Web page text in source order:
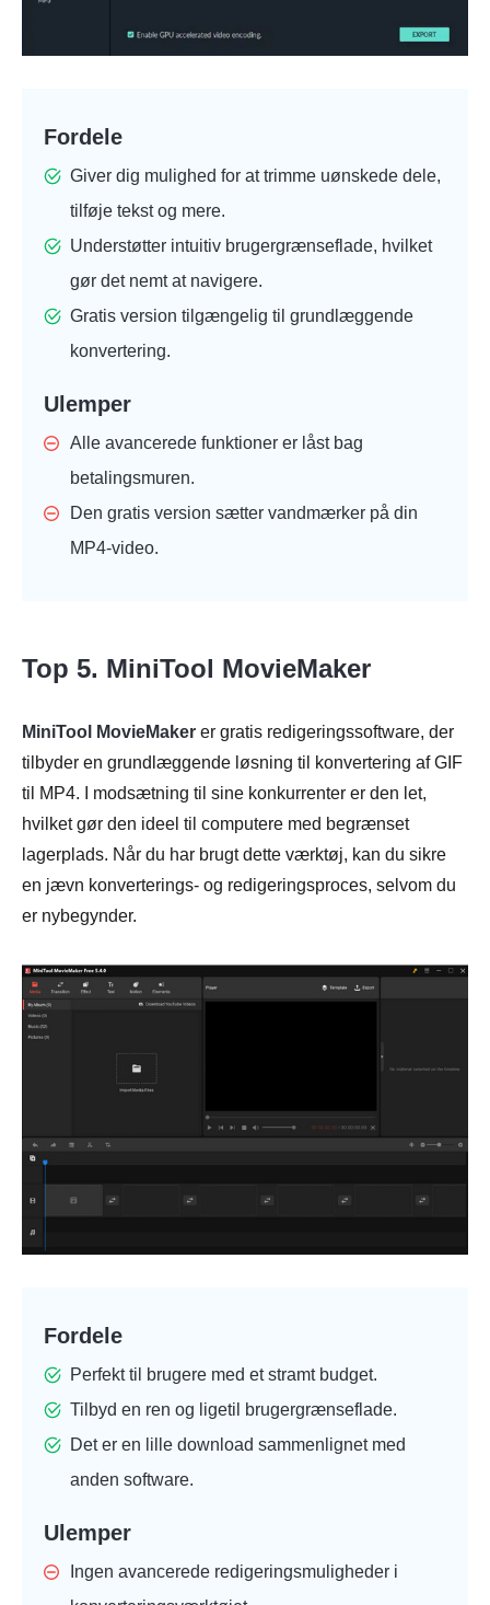
Fordele
Giver dig mulighed for at trimme uønskede dele,
tilføje tekst og mere.
Understøtter intuitiv brugergrænseflade, hvilket
gør det nemt at navigere.
Gratis version tilgængelig til grundlæggende
konvertering.
Ulemper
Alle avancerede funktioner er låst bag
betalingsmuren.
Den gratis version sætter vandmærker på din
MP4-video.
Top 5. MiniTool MovieMaker
MiniTool MovieMaker er gratis redigeringssoftware, der
tilbyder en grundlæggende løsning til konvertering af GIF
til MP4. I modsætning til sine konkurrenter er den let,
hvilket gør den ideel til computere med begrænset
lagerplads. Når du har brugt dette værktøj, kan du sikre
en jævn konverterings- og redigeringsproces, selvom du
er nybegynder.
Fordele
Perfekt til brugere med et stramt budget.
Tilbyd en ren og ligetil brugergrænseflade.
Det er en lille download sammenlignet med
anden software.
Ulemper
Ingen avancerede redigeringsmuligheder i